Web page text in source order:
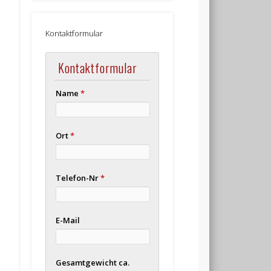
Kontaktformular
Kontaktformular
Name *
Ort*
Telefon-Nr*
E-Mail
Gesamtgewicht ca.